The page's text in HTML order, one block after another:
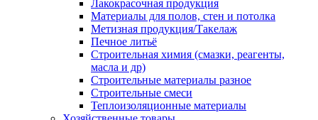
Лакокрасочная продукция
Материалы для полов, стен и потолка
Метизная продукция/Такелаж
Печное литьё
Строительная химия (смазки, реагенты,
масла и др)
Строительные материалы разное
Строительные смеси
Теплоизоляционные материалы